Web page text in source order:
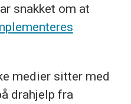
snakket om at
medier sitter med
drahjelp fra